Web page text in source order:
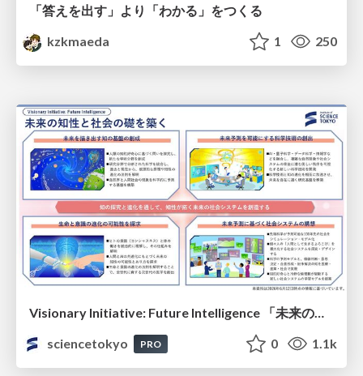
「答えを出す」より「わかる」をつくる
kzkmaeda
1 250
sciencetokyo
PRO 0 1.1k